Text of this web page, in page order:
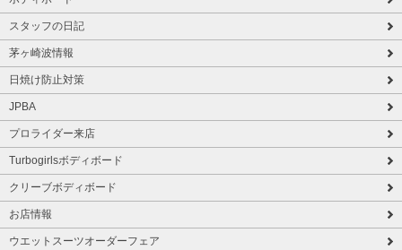
スタッフの日記
茅ヶ崎波情報
日焼け防止対策
JPBA
プロライダー来店
Turbogirlsボディボード
クリーブボディボード
お店情報
ウエットスーツオーダーフェア